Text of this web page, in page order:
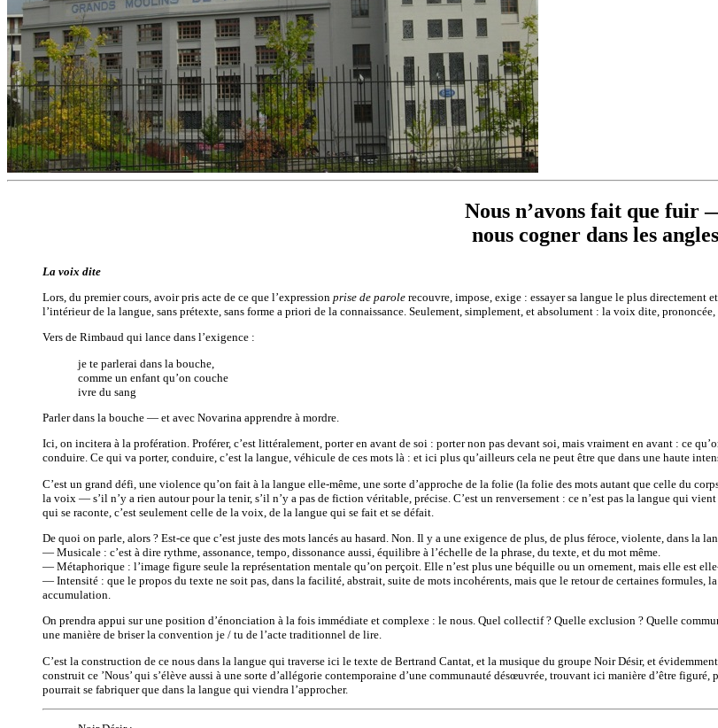
Nous n’avons fait que fuir
nous cogner dans les angles
La voix dite
Lors, du premier cours, avoir pris acte de ce que l’expression prise de parole recouvre, impose, exige : essayer sa langue le plus
l’intérieur de la langue, sans prétexte, sans forme a priori de la connaissance. Seulement, simplement, et absolument : la voix dite,
Vers de Rimbaud qui lance dans l’exigence :
je te parlerai dans la bouche,
comme un enfant qu’on couche
ivre du sang
Parler dans la bouche — et avec Novarina apprendre à mordre.
Ici, on incitera à la profération. Proférer, c’est littéralement, porter en avant de soi : porter non pas devant soi, mais vraiment en avant : ce
conduire. Ce qui va porter, conduire, c’est la langue, véhicule de ces mots là : et ici plus qu’ailleurs cela ne peut être que dans une haute
C’est un grand défi, une violence qu’on fait à la langue elle-même, une sorte d’approche de la folie (la folie des mots autant que celle du
la voix — s’il n’y a rien autour pour la tenir, s’il n’y a pas de fiction véritable, précise. C’est un renversement : ce n’est pas la langue qui
qui se raconte, c’est seulement celle de la voix, de la langue qui se fait et se défait.
De quoi on parle, alors ? Est-ce que c’est juste des mots lancés au hasard. Non. Il y a une exigence de plus, de plus féroce, violente, dans la
— Musicale : c’est à dire rythme, assonance, tempo, dissonance aussi, équilibre à l’échelle de la phrase, du texte, et du mot même.
— Métaphorique : l’image figure seule la représentation mentale qu’on perçoit. Elle n’est plus une béquille ou un ornement, mais elle est
— Intensité : que le propos du texte ne soit pas, dans la facilité, abstrait, suite de mots incohérents, mais que le retour de certaines formules,
accumulation.
On prendra appui sur une position d’énonciation à la fois immédiate et complexe : le nous. Quel collectif ? Quelle exclusion ? Quelle
une manière de briser la convention je / tu de l’acte traditionnel de lire.
C’est la construction de ce nous dans la langue qui traverse ici le texte de Bertrand Cantat, et la musique du groupe Noir Désir, et
construit ce ’Nous’ qui s’élève aussi à une sorte d’allégorie contemporaine d’une communauté désœuvrée, trouvant ici manière d’être
pourrait se fabriquer que dans la langue qui viendra l’approcher.